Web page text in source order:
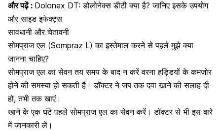
और पढ़ें : Dolonex DT: डोलोनेक्स डीटी क्या है? जानिए इसके उपयोग
और साइड इफेक्ट्स
सावधानी और चेतावनी
सोमप्राज एल (Sompraz L) का इस्तेमाल करने से पहले मुझे क्या
जानना चाहिए?
सोमप्राज एल का सेवन तय समय के बाद न करें वरना हड्डियों के कमजोर
होने की समस्या हो सकती है। डॉक्टर ने जब तक दवा खाने की सलाह दी
हो, तभी तक खाएं।
खाने के एक घंटे पहले सोमप्राज एल का सेवन करें। डॉक्टर से भी इस बारे
में जानकारी लें।